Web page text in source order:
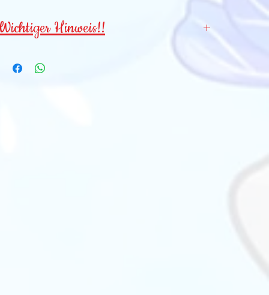
Hinweis!!
Kinder
3 Jahren NICHT geeignet